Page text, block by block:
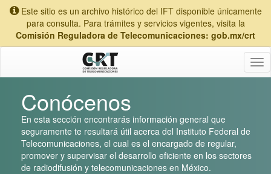
Este sitio es un archivo histórico del IFT disponible únicamente
para consulta. Para trámites y servicios vigentes, visita la
Comisión Reguladora de Telecomunicaciones: gob.mx/crt
Conócenos
En esta sección encontrarás información general que
seguramente te resultará útil acerca del Instituto Federal de
Telecomunicaciones, el cual es el encargado de regular,
promover y supervisar el desarrollo eficiente en los sectores
de radiodifusión y telecomunicaciones en México.